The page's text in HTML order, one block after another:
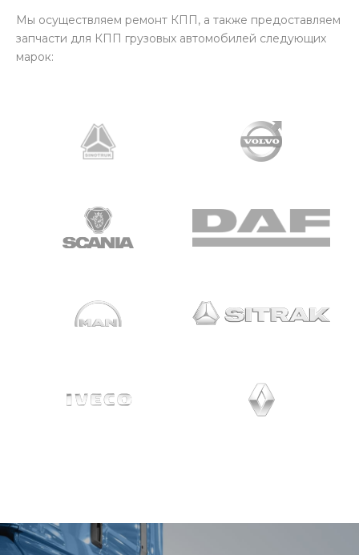
Мы осуществляем ремонт КПП, а также предоставляем
запчасти для КПП грузовых автомобилей следующих
марок: